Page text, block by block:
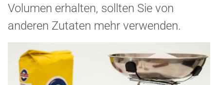
Volumen erhalten, sollten Sie von
anderen Zutaten mehr verwenden.